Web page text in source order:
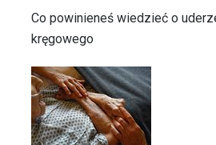
Co powinieneś wiedzieć o
kręgowego